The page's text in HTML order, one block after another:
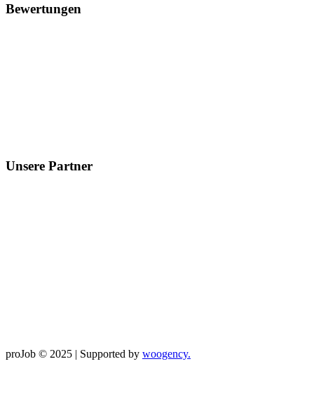
Bewertungen
Unsere Partner
proJob © 2025 | Supported by woogency.